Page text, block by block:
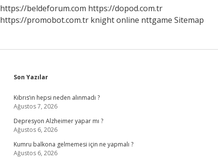
https://beldeforum.com https://dopod.com.tr
https://promobot.com.tr knight online nttgame Sitemap
Sidebar
Son Yazılar
Kıbrıs’ın hepsi neden alınmadı ?
Ağustos 7, 2026
Depresyon Alzheimer yapar mı ?
Ağustos 6, 2026
Kumru balkona gelmemesi için ne yapmalı ?
Ağustos 6, 2026